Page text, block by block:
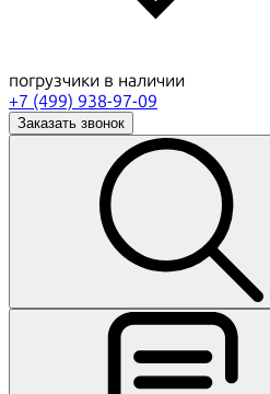
погрузчики в наличии
+7 (499) 938-97-09
Заказать звонок